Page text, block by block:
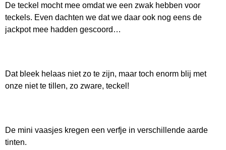
De teckel mocht mee omdat we een zwak hebben voor
teckels. Even dachten we dat we daar ook nog eens de
jackpot mee hadden gescoord…
Dat bleek helaas niet zo te zijn, maar toch enorm blij met
onze niet te tillen, zo zware, teckel!
De mini vaasjes kregen een verfje in verschillende aarde
tinten.